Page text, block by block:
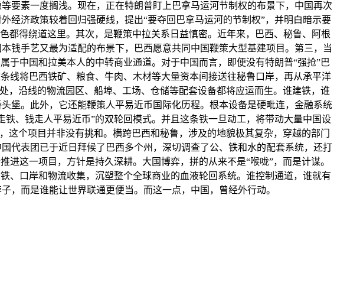
要素一度搁浅。现在，正在特朗普盯上巴拿马运河节制权的布景下，中国再次
经济政策较着回归强硬线，提出“要夺回巴拿马运河的节制权”，并明白暗示要
都得绕道这里。其次，是鞭策中拉关系日益慎密。近年来，巴西、秘鲁、阿根
钱手艺又最为适配的布景下，巴西愿意共同中国鞭策大型基建项目。第三，当
中国和拉美本人的中转商业通道。对于中国而言，即便没有特朗普“强抢”巴
线将巴西铁矿、粮食、牛肉、木材等大量资本间接送往秘鲁口岸，再从承平洋
，沿线的物流园区、船埠、工场、仓储等配套设备都将应运而生。谁建铁，谁
堡。此外，它还能鞭策人平易近币国际化历程。根本设备是硬毗连，金融系统
、钱走人平易近币”的双轮回模式。并且这条铁一旦动工，将带动大量中国设
个项目并非没有挑和。横跨巴西和秘鲁，涉及的地貌极其复杂，穿越的部门
代表团已于近日拜候了巴西多个州，深切调查了公、铁和水的配套系统，还打
一项目，方针是持久深耕。大国博弈，拼的从来不是“喉咙”，而是计谋。
、口岸和物流收集，沉塑整个全球商业的血液轮回系统。谁控制通道，谁就有
，而是谁能让世界联通更便当。而这一点，中国，曾经外行动。